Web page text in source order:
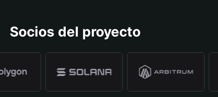
Socios del proyecto